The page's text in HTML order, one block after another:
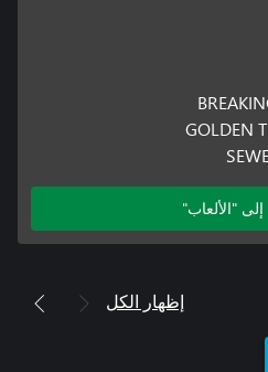
GOLDEN
إلى "الألعاب"
إظهار الكل